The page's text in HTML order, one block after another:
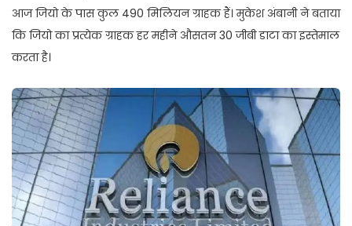
आज जियो के पास कुल 490 मिलियन ग्राहक हैं। मुकेश अंबानी ने बताया
कि जियो का प्रत्येक ग्राहक हर महीने औसतन 30 जीबी डाटा का इस्तेमाल
करता है।